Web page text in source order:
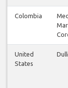
Colombia
United
States